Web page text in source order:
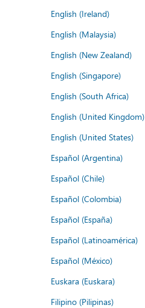
English (Ireland)
English (Malaysia)
English (New Zealand)
English (Singapore)
English (South Africa)
English (United Kingdom)
English (United States)
Español (Argentina)
Español (Chile)
Español (Colombia)
Español (España)
Español (Latinoamérica)
Español (México)
Euskara (Euskara)
Filipino (Pilipinas)